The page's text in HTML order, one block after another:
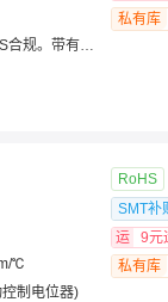
合规。带有十
私有库
℃
制电位器)
RoHS
SMT补
运
9元
私有库